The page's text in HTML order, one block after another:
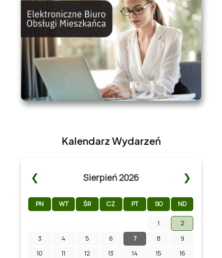
Kalendarz Wydarzeń
❮ Sierpień 2026 ❯
PN WT ŚR CZ PT SO ND
1 2
Zapraszamy na Letni Pokaz Filmowy na
stadionie w Chmielniku!
3 4 5 6 7 8
9
10
11 12 13 14 15
16